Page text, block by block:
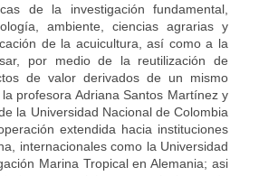
de la investigación fundamental,
ambiente, ciencias agrarias y
de la acuicultura, así como a la
por medio de la reutilización de
de valor derivados de un mismo
profesora Adriana Santos Martínez y
la Universidad Nacional de Colombia
extendida hacia instituciones
internacionales como la Universidad
Marina Tropical en Alemania; asi